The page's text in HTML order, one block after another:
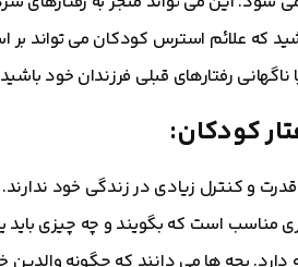
که علائم استرس کودکان می تواند
ناگهانی رفتارهای قبلی فرزندان خود
کودکان:
و کنترل زیادی در زندگی خود
مناسب است که بگویند و چه چیزی باید